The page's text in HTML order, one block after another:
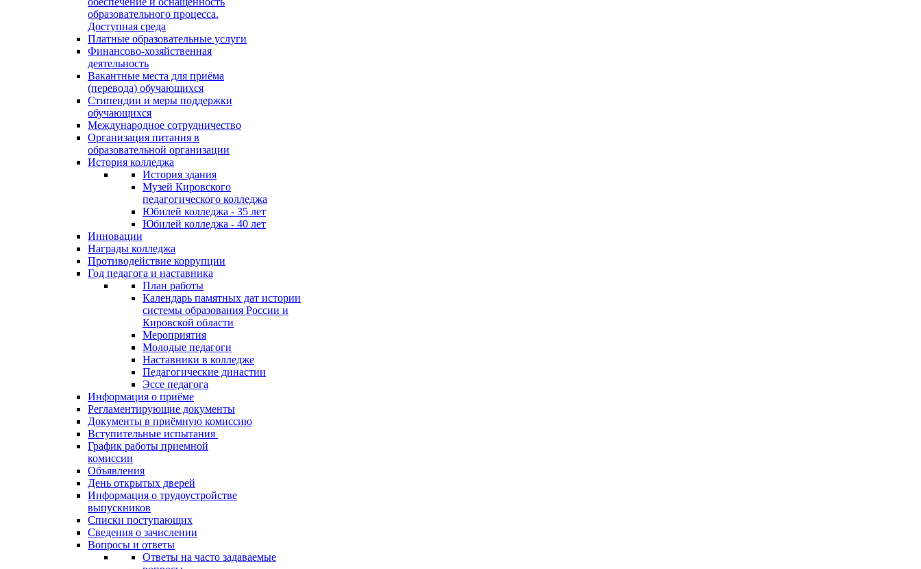
образовательного процесса.
Доступная среда
Платные образовательные услуги
Финансово-хозяйственная
деятельность
Вакантные места для приёма
(перевода) обучающихся
Стипендии и меры поддержки
обучающихся
Международное сотрудничество
Организация питания в
образовательной организации
История колледжа
История здания
Музей Кировского
педагогического колледжа
Юбилей колледжа - 35 лет
Юбилей колледжа - 40 лет
Инновации
Награды колледжа
Противодействие коррупции
Год педагога и наставника
План работы
Календарь памятных дат истории
системы образования России и
Кировской области
Мероприятия
Молодые педагоги
Наставники в колледже
Педагогические династии
Эссе педагога
Информация о приёме
Регламентирующие документы
Документы в приёмную комиссию
Вступительные испытания
График работы приемной
комиссии
Объявления
День открытых дверей
Информация о трудоустройстве
выпускников
Списки поступающих
Сведения о зачислении
Вопросы и ответы
Ответы на часто задаваемые